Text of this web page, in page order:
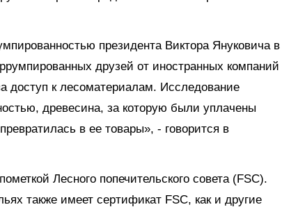
президента Виктора Януковича в
друзей от иностранных компаний
доступ к лесоматериалам. Исследование
древесина, за которую были уплачены
в ее товары», - говорится в
Лесного попечительского совета (FSC).
также имеет сертификат FSC, как и другие